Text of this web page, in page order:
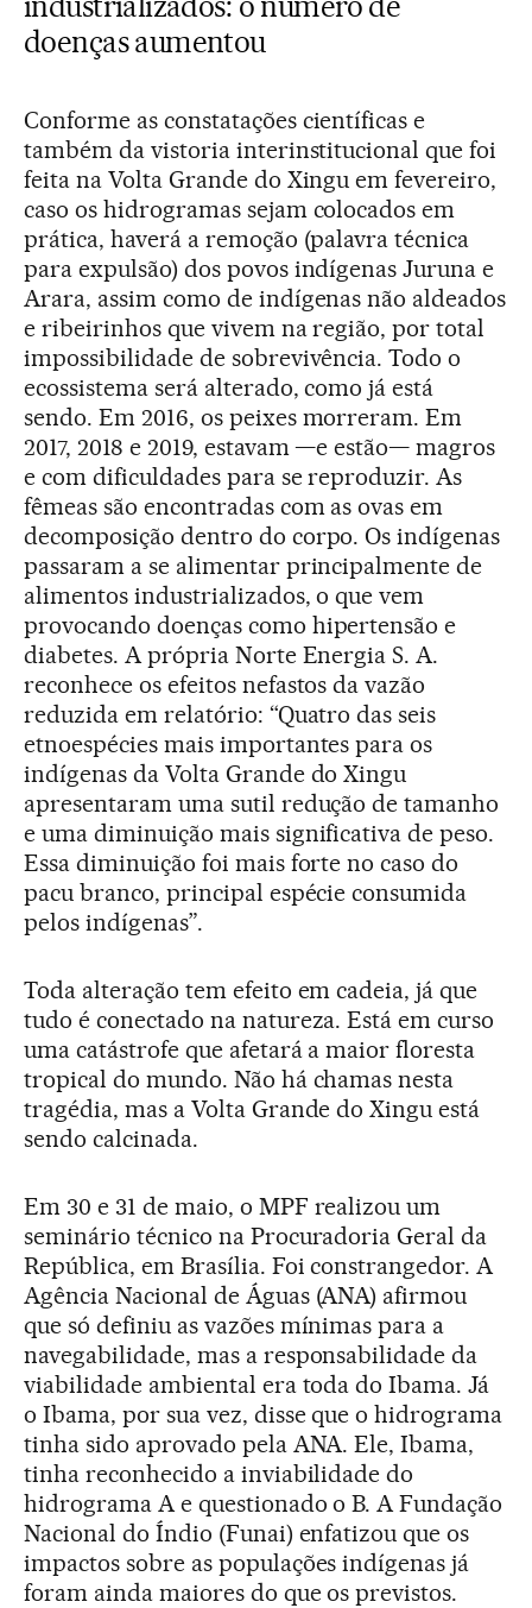
doenças aumentou
Conforme as constatações científicas e
também da vistoria interinstitucional que foi
feita na Volta Grande do Xingu em fevereiro,
caso os hidrogramas sejam colocados em
prática, haverá a remoção (palavra técnica
para expulsão) dos povos indígenas Juruna e
Arara, assim como de indígenas não aldeados
e ribeirinhos que vivem na região, por total
impossibilidade de sobrevivência. Todo o
ecossistema será alterado, como já está
sendo. Em 2016, os peixes morreram. Em
2017, 2018 e 2019, estavam —e estão— magros
e com dificuldades para se reproduzir. As
fêmeas são encontradas com as ovas em
decomposição dentro do corpo. Os indígenas
passaram a se alimentar principalmente de
alimentos industrializados, o que vem
provocando doenças como hipertensão e
diabetes. A própria Norte Energia S. A.
reconhece os efeitos nefastos da vazão
reduzida em relatório: “Quatro das seis
etnoespécies mais importantes para os
indígenas da Volta Grande do Xingu
apresentaram uma sutil redução de tamanho
e uma diminuição mais significativa de peso.
Essa diminuição foi mais forte no caso do
pacu branco, principal espécie consumida
pelos indígenas”.
Toda alteração tem efeito em cadeia, já que
tudo é conectado na natureza. Está em curso
uma catástrofe que afetará a maior floresta
tropical do mundo. Não há chamas nesta
tragédia, mas a Volta Grande do Xingu está
sendo calcinada.
Em 30 e 31 de maio, o MPF realizou um
seminário técnico na Procuradoria Geral da
República, em Brasília. Foi constrangedor. A
Agência Nacional de Águas (ANA) afirmou
que só definiu as vazões mínimas para a
navegabilidade, mas a responsabilidade da
viabilidade ambiental era toda do Ibama. Já
o Ibama, por sua vez, disse que o hidrograma
tinha sido aprovado pela ANA. Ele, Ibama,
tinha reconhecido a inviabilidade do
hidrograma A e questionado o B. A Fundação
Nacional do Índio (Funai) enfatizou que os
impactos sobre as populações indígenas já
foram ainda maiores do que os previstos.